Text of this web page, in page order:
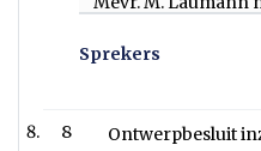
Sprekers
8
Ontwerpbesluit